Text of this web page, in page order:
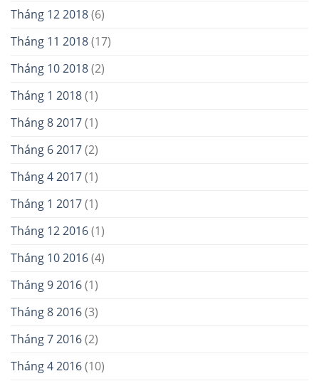
Tháng 12 2018(6)
Tháng 11 2018(17)
Tháng 10 2018(2)
Tháng 1 2018(1)
Tháng 8 2017(1)
Tháng 6 2017(2)
Tháng 4 2017(1)
Tháng 1 2017(1)
Tháng 12 2016(1)
Tháng 10 2016(4)
Tháng 9 2016(1)
Tháng 8 2016(3)
Tháng 7 2016(2)
Tháng 4 2016(10)